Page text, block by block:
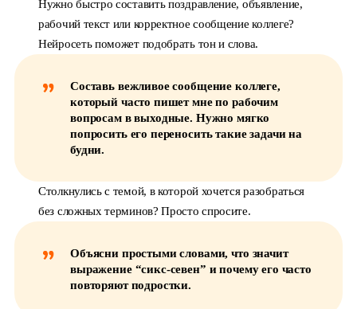
Нужно быстро составить поздравление, объявление,
рабочий текст или корректное сообщение коллеге?
Нейросеть поможет подобрать тон и слова.
Составь вежливое сообщение коллеге,
который часто пишет мне по рабочим
вопросам в выходные. Нужно мягко
попросить его переносить такие задачи на
будни.
Столкнулись с темой, в которой хочется разобраться
без сложных терминов? Просто спросите.
Объясни простыми словами, что значит
выражение “сикс-севен” и почему его часто
повторяют подростки.